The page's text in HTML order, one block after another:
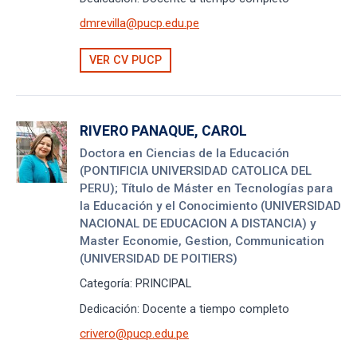
dmrevilla@pucp.edu.pe
VER CV PUCP
RIVERO PANAQUE, CAROL
Doctora en Ciencias de la Educación
(PONTIFICIA UNIVERSIDAD CATOLICA DEL
PERU); Título de Máster en Tecnologías para
la Educación y el Conocimiento (UNIVERSIDAD
NACIONAL DE EDUCACION A DISTANCIA) y
Master Economie, Gestion, Communication
(UNIVERSIDAD DE POITIERS)
Categoría: PRINCIPAL
Dedicación: Docente a tiempo completo
crivero@pucp.edu.pe